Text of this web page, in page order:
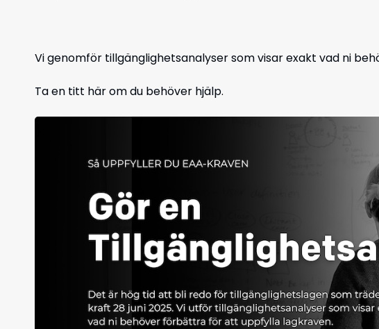
Vi genomför tillgänglighetsanalyser som visar exakt vad ni
Ta en titt här om du behöver hjälp.